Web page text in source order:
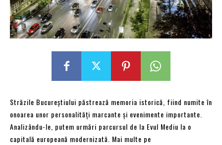
Străzile Bucureștiului păstrează memoria istorică, fiind numite în
onoarea unor personalități marcante și evenimente importante.
Analizându-le, putem urmări parcursul de la Evul Mediu la o
capitală europeană modernizată. Mai multe pe